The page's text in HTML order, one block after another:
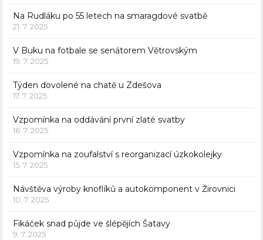
Na Rudláku po 55 letech na smaragdové svatbě
21. 7. 2025
V Buku na fotbale se senátorem Větrovským
19. 7. 2025
Týden dovolené na chatě u Zdešova
17. 7. 2025
Vzpomínka na oddávání první zlaté svatby
16. 7. 2025
Vzpomínka na zoufalství s reorganizací úzkokolejky
15. 7. 2025
Návštěva výroby knoflíků a autokomponent v Žirovnici
10. 7. 2025
Fikáček snad půjde ve šlépějích Šatavy
9. 7. 2025